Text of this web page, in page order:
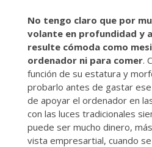
No tengo claro que por
volante en profundidad y
resulte cómoda como
ordenador ni para comer.
función de su estatura y
probarlo antes de gastar
de apoyar el ordenador en
con las luces tradicionales
puede ser mucho dinero,
vista empresartial, cuando